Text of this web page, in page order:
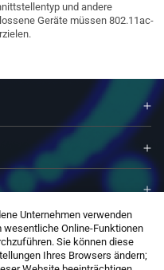
Unternehmen verwenden
wesentliche Online-Funktionen
Sie können diese
Ihres Browsers ändern;
und andere
Geräte müssen 802.11ac-